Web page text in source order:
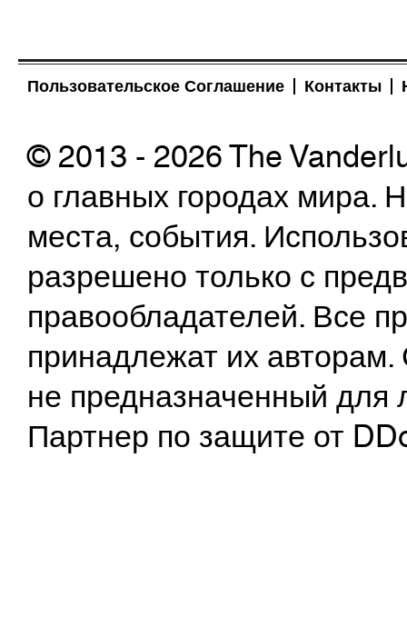
Пользовательское Соглашение Контакты
© 2013 - 2026 The
о главных городах
места, события.
разрешено только с
правообладателей. Все
принадлежат их
не предназначенный
Партнер по защите от